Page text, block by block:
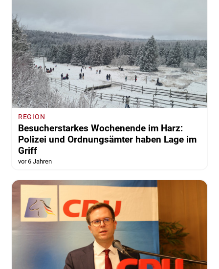
REGION
Besucherstarkes Wochenende im Harz:
Polizei und Ordnungsämter haben Lage im
Griff
vor 6 Jahren